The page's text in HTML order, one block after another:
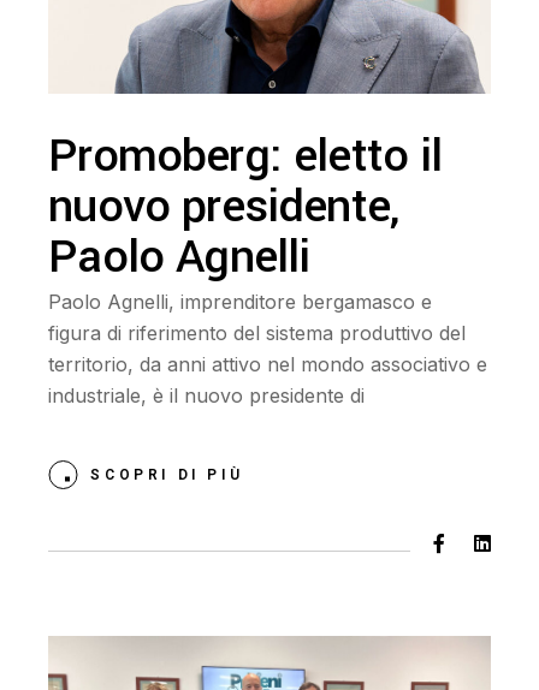
Promoberg: eletto il
nuovo presidente,
Paolo Agnelli
Paolo Agnelli, imprenditore bergamasco e
figura di riferimento del sistema produttivo del
territorio, da anni attivo nel mondo associativo e
industriale, è il nuovo presidente di
SCOPRI DI PIÙ